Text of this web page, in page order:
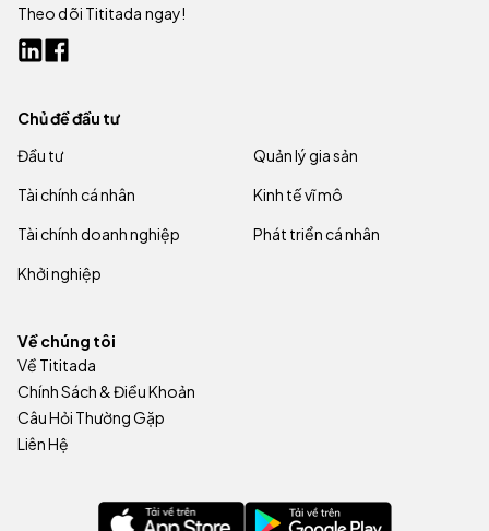
Theo dõi Tititada ngay!
Chủ đề đầu tư
Đầu tư
Quản lý gia sản
Tài chính cá nhân
Kinh tế vĩ mô
Tài chính doanh nghiệp
Phát triển cá nhân
Khởi nghiệp
Về chúng tôi
Về Tititada
Chính Sách & Điều Khoản
Câu Hỏi Thường Gặp
Liên Hệ